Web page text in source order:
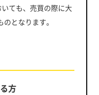
ても、売買の際に大
となります。
方